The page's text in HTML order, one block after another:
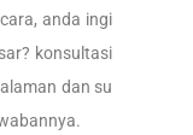
anda ingi
konsultasi
dan su